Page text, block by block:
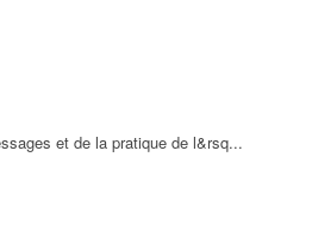
et de la pratique de l&rsq...